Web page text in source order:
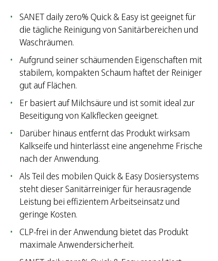
SANET daily zero% Quick & Easy ist geeignet für
die tägliche Reinigung von Sanitärbereichen und
Waschräumen.
Aufgrund seiner schäumenden Eigenschaften mit
stabilem, kompakten Schaum haftet der Reiniger
gut auf Flächen.
Er basiert auf Milchsäure und ist somit ideal zur
Beseitigung von Kalkflecken geeignet.
Darüber hinaus entfernt das Produkt wirksam
Kalkseife und hinterlässt eine angenehme Frische
nach der Anwendung.
Als Teil des mobilen Quick & Easy Dosiersystems
steht dieser Sanitärreiniger für herausragende
Leistung bei effizientem Arbeitseinsatz und
geringe Kosten.
CLP-frei in der Anwendung bietet das Produkt
maximale Anwendersicherheit.